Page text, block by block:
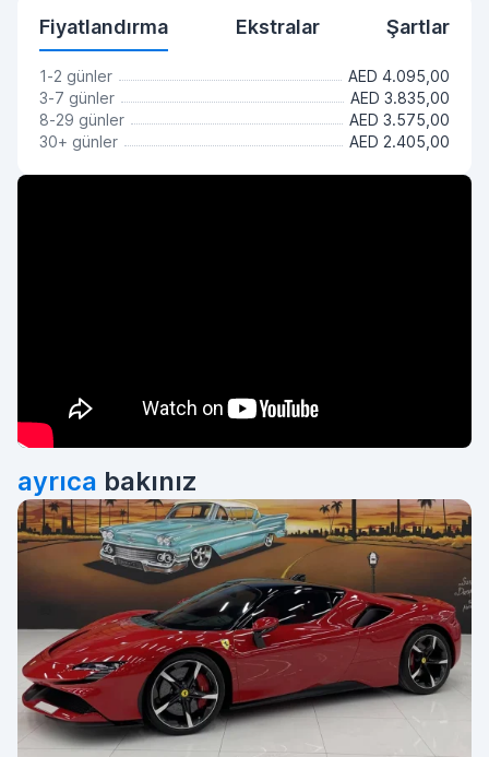
Fiyatlandırma Ekstralar Şartlar
1-2 günler
AED 4.095,00
3-7 günler
AED 3.835,00
8-29 günler
AED 3.575,00
30+ günler
AED 2.405,00
ayrıca bakınız